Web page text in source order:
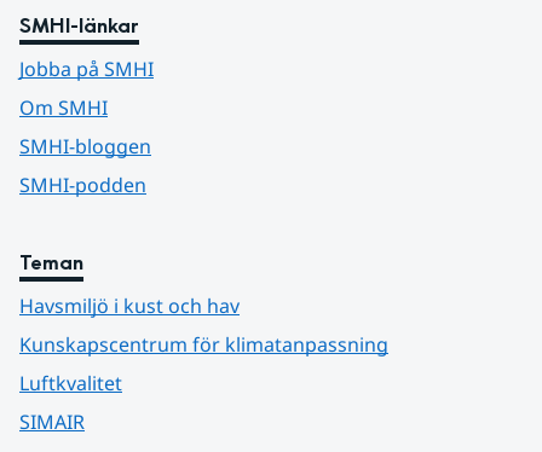
SMHI-länkar
Jobba på SMHI
Om SMHI
SMHI-bloggen
SMHI-podden
Teman
Havsmiljö i kust och hav
Kunskapscentrum för klimatanpassning
Luftkvalitet
SIMAIR